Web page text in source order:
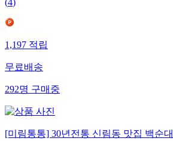
(4)
1,197 적립
무료배송
292명 구매중
[미림통통] 30년전통 신림동 맛집 백순